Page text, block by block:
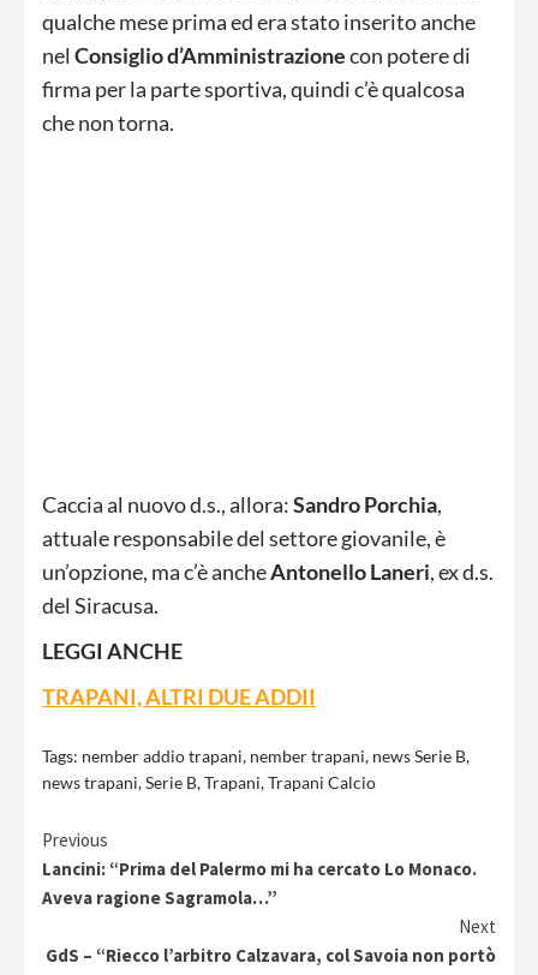
qualche mese prima ed era stato inserito anche
nel Consiglio d’Amministrazionecon potere di
firma per la parte sportiva, quindi c’è qualcosa
che non torna.
Caccia al nuovo d.s., allora:SandroPorchia,
attuale responsabile del settore giovanile, è
un’opzione, ma c’è ancheAntonelloLaneri, ex d.s.
del Siracusa.
LEGGI ANCHE
TRAPANI, ALTRI DUE ADDII
Tags: nember addio trapani, nember trapani, news Serie B,
news trapani,Serie B,Trapani,Trapani Calcio
Continue
Reading
Previous
Lancini: “Prima del Palermo mi ha cercato Lo Monaco.
Aveva ragione Sagramola…”
Next
GdS – “Riecco l’arbitro Calzavara, col Savoia non portò